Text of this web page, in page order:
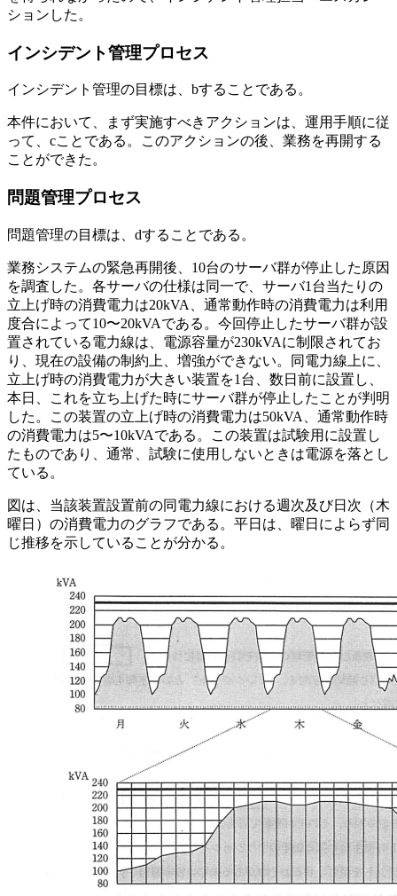
ションした。
インシデント管理プロセス
インシデント管理の目標は、 bすることである。
本件において、まず実施すべきアクションは、運用手順に従
って、 cことである。このアクションの後、業務を再開する
ことができた。
問題管理プロセス
問題管理の目標は、 dすることである。
業務システムの緊急再開後、10台のサーバ群が停止した原因
を調査した。各サーバの仕様は同一で、サーバ1台当たりの
立上げ時の消費電力は20kVA、通常動作時の消費電力は利用
度合によって10〜20kVAである。今回停止したサーバ群が設
置されている電力線は、電源容量が230kVAに制限されてお
り、現在の設備の制約上、増強ができない。同電力線上に、
立上げ時の消費電力が大きい装置を1台、数日前に設置し、
本日、これを立ち上げた時にサーバ群が停止したことが判明
した。この装置の立上げ時の消費電力は50kVA、通常動作時
の消費電力は5〜10kVAである。この装置は試験用に設置し
たものであり、通常、試験に使用しないときは電源を落とし
ている。
図は、当該装置設置前の同電力線における週次及び日次（木
曜日）の消費電力のグラフである。平日は、曜日によらず同
じ推移を示していることが分かる。